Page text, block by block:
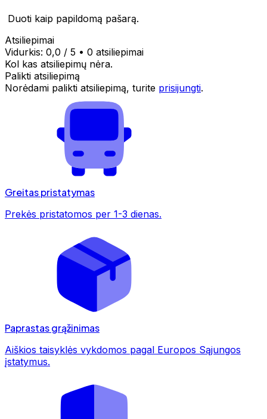
Duoti kaip papildomą pašarą.
Atsiliepimai
Vidurkis: 0,0 / 5 • 0 atsiliepimai
Kol kas atsiliepimų nėra.
Palikti atsiliepimą
Norėdami palikti atsiliepimą, turite prisijungti.
Greitas pristatymas
Prekės pristatomos per 1-3 dienas.
Paprastas grąžinimas
Aiškios taisyklės vykdomos pagal Europos Sąjungos
įstatymus.